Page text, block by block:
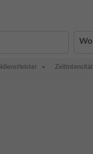
Wo
Zeitintensität